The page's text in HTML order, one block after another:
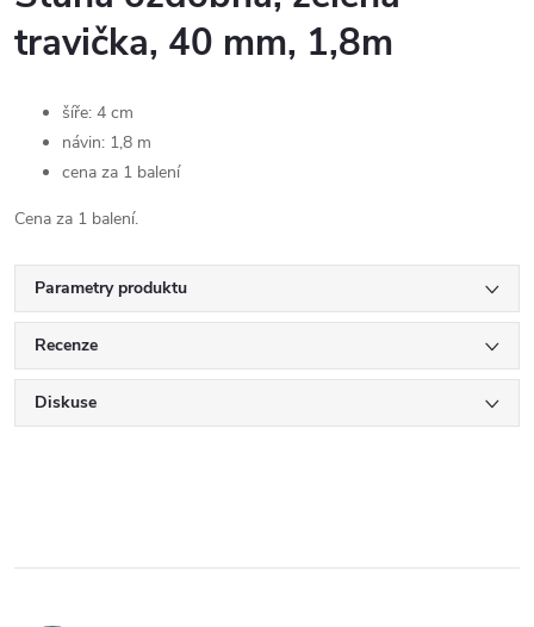
travička, 40 mm, 1,8m
šíře: 4 cm
návin: 1,8 m
cena za 1 balení
Cena za 1 balení.
Parametry produktu
Recenze
Diskuse